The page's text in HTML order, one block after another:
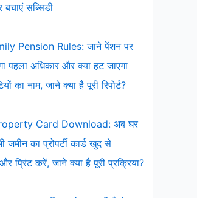
सब्सिडी
Pension Rules: जाने पेंशन पर
पहला अधिकार और क्या हट जाएगा
का नाम, जाने क्या है पूरी रिपोर्ट?
Card Download: अब घर
जमीन का प्रोपर्टी कार्ड खुद से
प्रिंट करें, जाने क्या है पूरी प्रक्रिया?